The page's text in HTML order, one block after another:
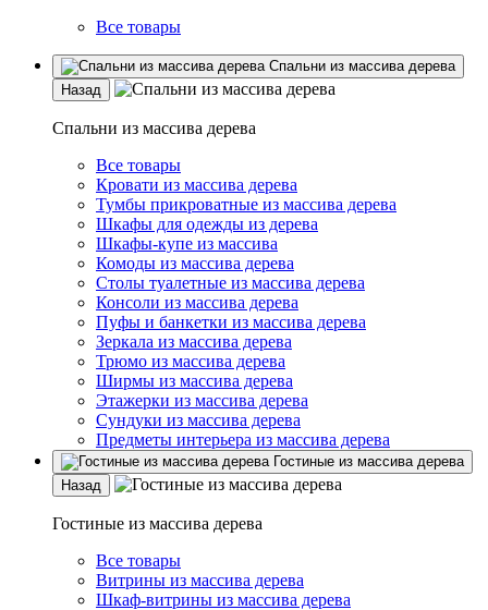
Все товары
Спальни из массива дерева
Назад
Спальни из массива дерева
Все товары
Кровати из массива дерева
Тумбы прикроватные из массива дерева
Шкафы для одежды из дерева
Шкафы-купе из массива
Комоды из массива дерева
Столы туалетные из массива дерева
Консоли из массива дерева
Пуфы и банкетки из массива дерева
Зеркала из массива дерева
Трюмо из массива дерева
Ширмы из массива дерева
Этажерки из массива дерева
Сундуки из массива дерева
Предметы интерьера из массива дерева
Гостиные из массива дерева
Назад
Гостиные из массива дерева
Все товары
Витрины из массива дерева
Шкаф-витрины из массива дерева